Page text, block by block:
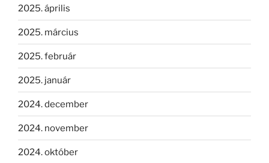
2025. április
2025. március
2025. február
2025. január
2024. december
2024. november
2024. október